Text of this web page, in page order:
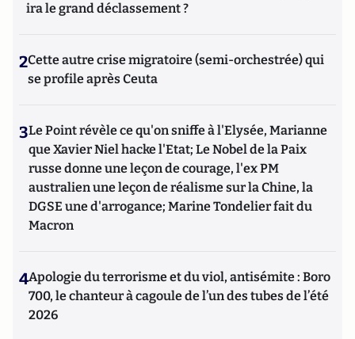
ira le grand déclassement ?
2Cette autre crise migratoire (semi-orchestrée) qui
se profile après Ceuta
3Le Point révèle ce qu'on sniffe à l'Elysée, Marianne
que Xavier Niel hacke l'Etat; Le Nobel de la Paix
russe donne une leçon de courage, l'ex PM
australien une leçon de réalisme sur la Chine, la
DGSE une d'arrogance; Marine Tondelier fait du
Macron
4Apologie du terrorisme et du viol, antisémite : Boro
700, le chanteur à cagoule de l’un des tubes de l’été
2026